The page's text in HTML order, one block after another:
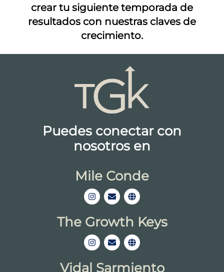
crear tu siguiente temporada de
resultados con nuestras claves de
crecimiento.
Puedes conectar con
nosotros en
Mile Conde
The Growth Keys
Vidal Sarmiento